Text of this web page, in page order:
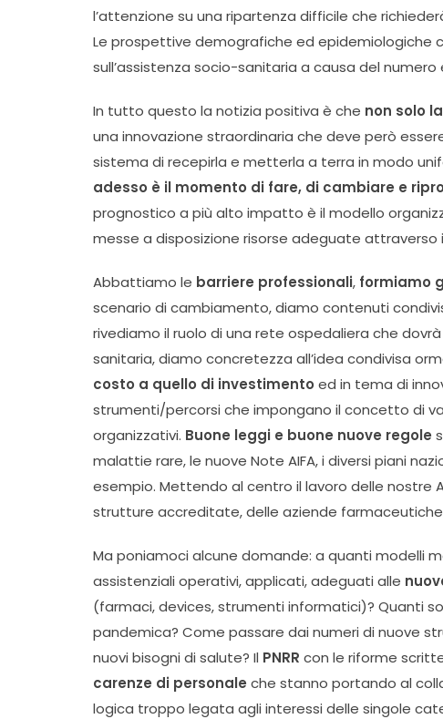
l’attenzione su una ripartenza difficile che
Le prospettive demografiche ed epidemiologiche
sull’assistenza socio-sanitaria a causa del
In tutto questo la notizia positiva è che non solo
una innovazione straordinaria che deve però
sistema di recepirla e metterla a terra in modo
adesso è il momento di fare, di cambiare e
prognostico a più alto impatto è il modello
messe a disposizione risorse adeguate attraverso
Abbattiamo le barriere professionali, formiamo
scenario di cambiamento, diamo contenuti
rivediamo il ruolo di una rete ospedaliera che
sanitaria, diamo concretezza all’idea condivisa
costo a quello di investimento ed in tema di
strumenti/percorsi che impongano il concetto di
organizzativi. Buone leggi e buone nuove regole
malattie rare, le nuove Note AIFA, i diversi piani
esempio. Mettendo al centro il lavoro delle nostre
strutture accreditate, delle aziende
Ma poniamoci alcune domande: a quanti modelli
assistenziali operativi, applicati, adeguati alle
(farmaci, devices, strumenti informatici)? Quanti
pandemica? Come passare dai numeri di nuove
nuovi bisogni di salute? Il PNRR con le riforme
carenze di personale che stanno portando al
logica troppo legata agli interessi delle singole